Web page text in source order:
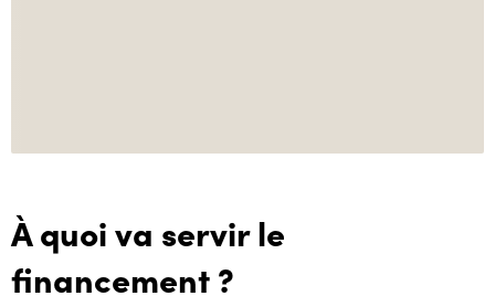
À quoi va servir le
financement ?